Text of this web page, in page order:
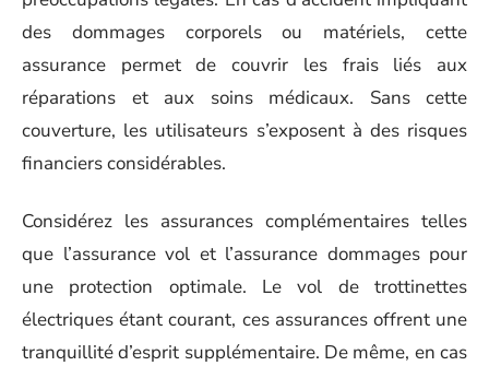
des dommages corporels ou matériels, cette
assurance permet de couvrir les frais liés aux
réparations et aux soins médicaux. Sans cette
couverture, les utilisateurs s’exposent à des risques
financiers considérables.
Considérez les assurances complémentaires telles
que l’assurance vol et l’assurance dommages pour
une protection optimale. Le vol de trottinettes
électriques étant courant, ces assurances offrent une
tranquillité d’esprit supplémentaire. De même, en cas